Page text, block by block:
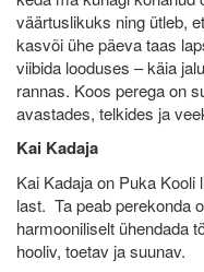
väärtuslikuks ning ütleb,
kasvõi ühe päeva taas
viibida looduses – käia
rannas. Koos perega on
avastades, telkides ja
Kai Kadaja
Kai Kadaja on Puka Kooli
last. Ta peab perekonda
harmooniliselt ühendada
hooliv, toetav ja suunav.